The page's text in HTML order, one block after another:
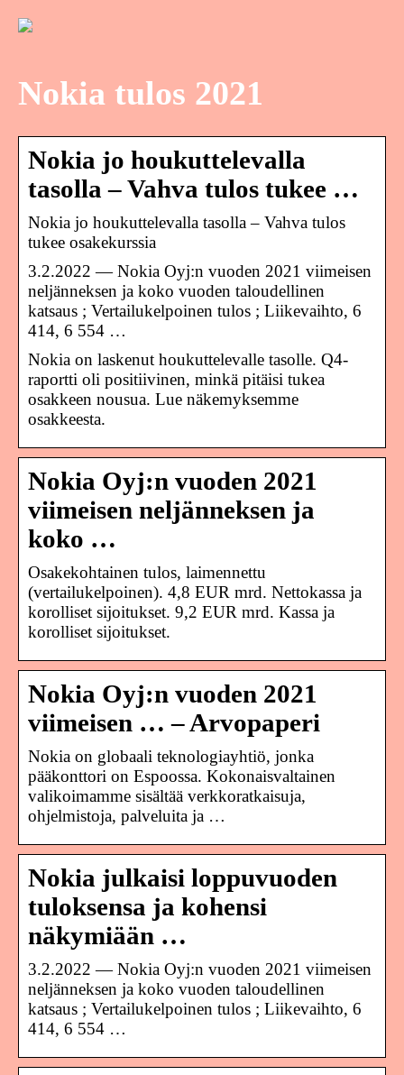
Nokia tulos 2021
Nokia jo houkuttelevalla
tasolla – Vahva tulos tukee …
Nokia jo houkuttelevalla tasolla – Vahva tulos
tukee osakekurssia
3.2.2022 — Nokia Oyj:n vuoden 2021 viimeisen
neljänneksen ja koko vuoden taloudellinen
katsaus ; Vertailukelpoinen tulos ; Liikevaihto, 6
414, 6 554 …
Nokia on laskenut houkuttelevalle tasolle. Q4-
raportti oli positiivinen, minkä pitäisi tukea
osakkeen nousua. Lue näkemyksemme
osakkeesta.
Nokia Oyj:n vuoden 2021
viimeisen neljänneksen ja
koko …
Osakekohtainen tulos, laimennettu
(vertailukelpoinen). 4,8 EUR mrd. Nettokassa ja
korolliset sijoitukset. 9,2 EUR mrd. Kassa ja
korolliset sijoitukset.
Nokia Oyj:n vuoden 2021
viimeisen … – Arvopaperi
Nokia on globaali teknologiayhtiö, jonka
pääkonttori on Espoossa. Kokonaisvaltainen
valikoimamme sisältää verkkoratkaisuja,
ohjelmistoja, palveluita ja …
Nokia julkaisi loppuvuoden
tuloksensa ja kohensi
näkymiään …
3.2.2022 — Nokia Oyj:n vuoden 2021 viimeisen
neljänneksen ja koko vuoden taloudellinen
katsaus ; Vertailukelpoinen tulos ; Liikevaihto, 6
414, 6 554 …